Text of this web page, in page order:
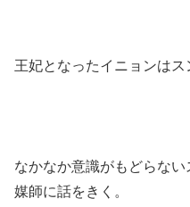
王妃となったイニョンはス
なかなか意識がもどらな
媒師に話をきく。